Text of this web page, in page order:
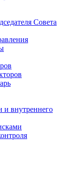
Совета
и внутреннего